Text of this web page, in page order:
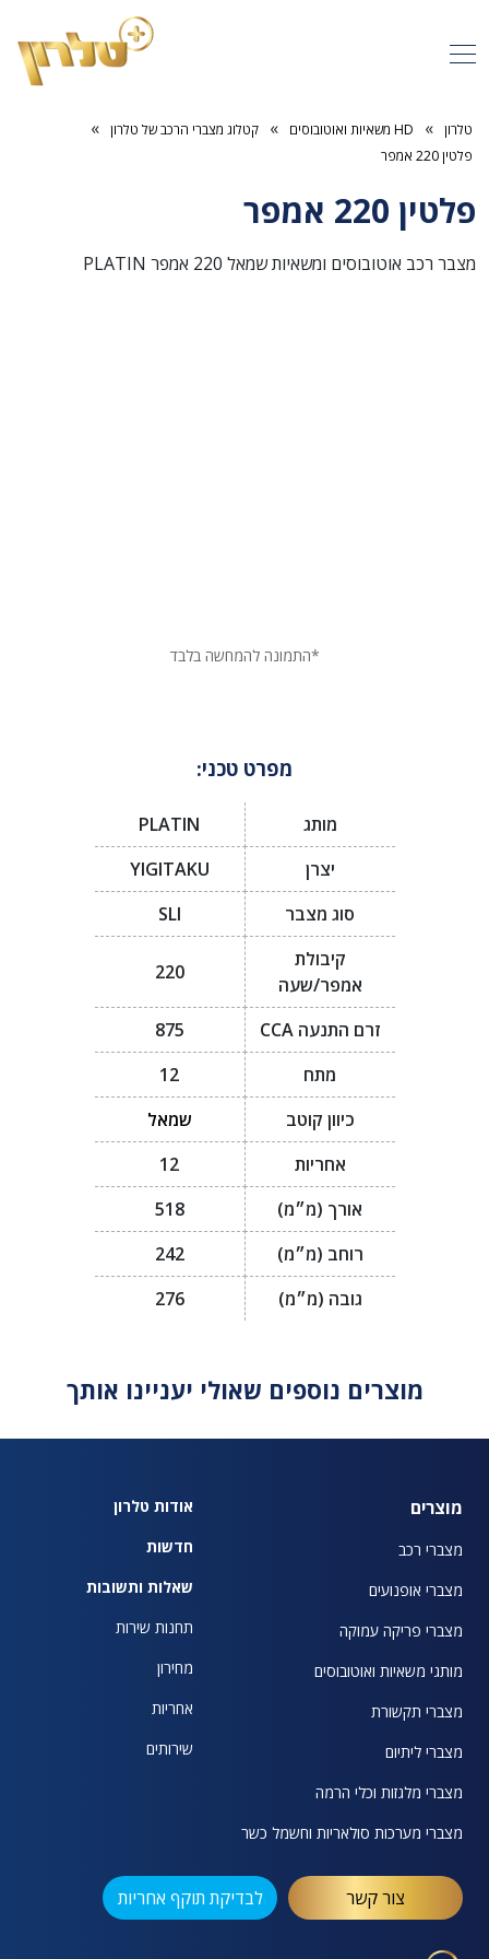
טלרון » HD משאיות ואוטובוסים » קטלוג מצברי הרכב של טלרון »
פלטין 220 אמפר
פלטין 220 אמפר
מצבר רכב אוטובוסים ומשאיות שמאל 220 אמפר PLATIN
*התמונה להמחשה בלבד
מפרט טכני:
מותג
PLATIN
יצרן
YIGITAKU
סוג מצבר
SLI
קיבולת
אמפר/שעה
220
זרם התנעה CCA
875
מתח
12
כיוון קוטב
שמאל
אחריות
12
אורך (מ״מ)
518
רוחב (מ״מ)
242
גובה (מ״מ)
276
מוצרים נוספים שאולי יעניינו אותך
מוצרים
מצברי רכב
מצברי אופנועים
מצברי פריקה עמוקה
מותגי משאיות ואוטובוסים
מצברי תקשורת
מצברי ליתיום
מצברי מלגזות וכלי הרמה
מצברי מערכות סולאריות וחשמל כשר
אודות טלרון
חדשות
שאלות ותשובות
תחנות שירות
מחירון
אחריות
שירותים
צור קשר לבדיקת תוקף אחריות